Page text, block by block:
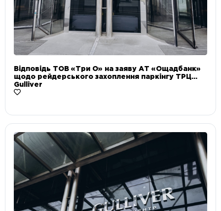
Відповідь ТОВ «Три О» на заяву АТ «Ощадбанк»
щодо рейдерського захоплення паркінгу ТРЦ
Gulliver